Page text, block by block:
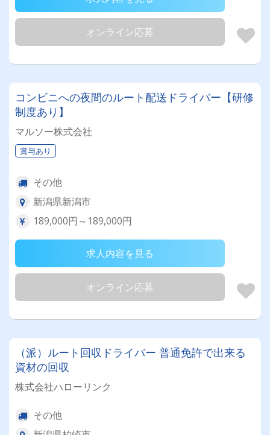
オンライン応募
コンビニへの夜間のルート配送ドライバー【研修
制度あり】
マルソー株式会社
賞与あり
その他
新潟県新潟市
189,000円～189,000円
求人内容を見る
オンライン応募
（派）ルート回収ドライバー 普通免許で出来る
資材の回収
株式会社ハローリンク
その他